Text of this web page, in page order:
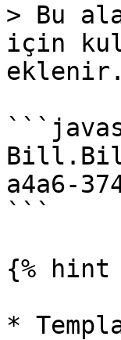
> Bu
için
eklenir.
a4a6-
```
{%
*